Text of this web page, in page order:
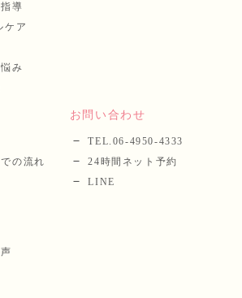
導
ケア
み
の流れ
お問い合わせ
TEL.06-4950-4333
24時間ネット予約
LINE